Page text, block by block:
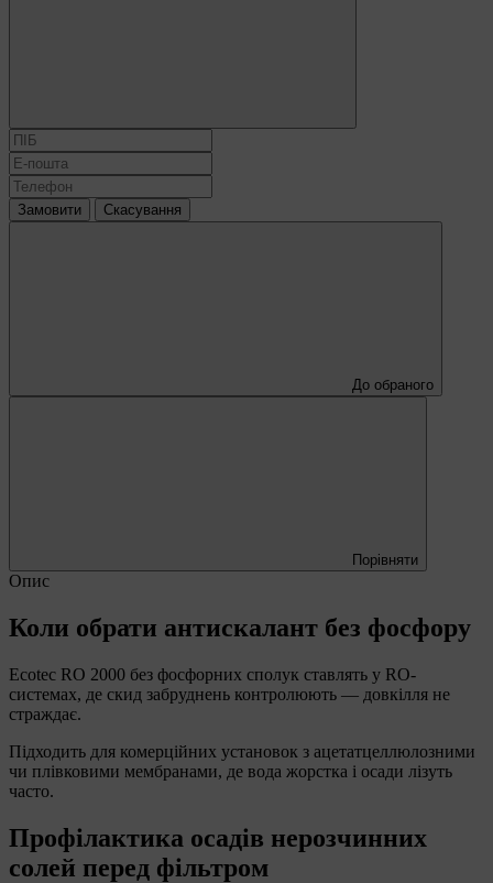
Замовити Скасування
До обраного
Порівняти
Опис
Коли обрати антискалант без фосфору
Ecotec RO 2000 без фосфорних сполук ставлять у RO-
системах, де скид забруднень контролюють — довкілля не
страждає.
Підходить для комерційних установок з ацетатцеллюлозними
чи плівковими мембранами, де вода жорстка і осади лізуть
часто.
Профілактика осадів нерозчинних
солей перед фільтром